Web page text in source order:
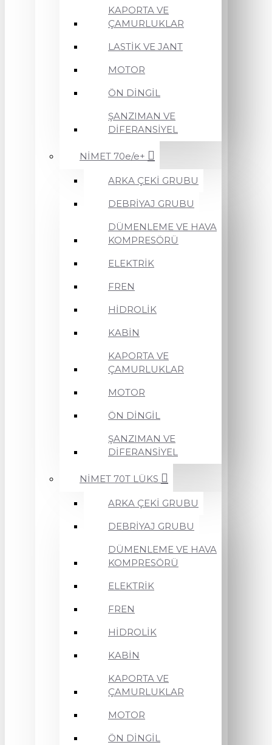
KAPORTA VE
ÇAMURLUKLAR
LASTİK VE JANT
MOTOR
ÖN DİNGİL
ŞANZIMAN VE
DİFERANSİYEL
NİMET 70e/e+
ARKA ÇEKİ GRUBU
DEBRİYAJ GRUBU
DÜMENLEME VE HAVA
KOMPRESÖRÜ
ELEKTRİK
FREN
HİDROLİK
KABİN
KAPORTA VE
ÇAMURLUKLAR
MOTOR
ÖN DİNGİL
ŞANZIMAN VE
DİFERANSİYEL
NİMET 70T LÜKS
ARKA ÇEKİ GRUBU
DEBRİYAJ GRUBU
DÜMENLEME VE HAVA
KOMPRESÖRÜ
ELEKTRİK
FREN
HİDROLİK
KABİN
KAPORTA VE
ÇAMURLUKLAR
MOTOR
ÖN DİNGİL